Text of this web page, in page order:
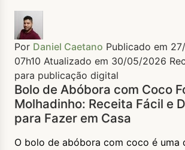
Por Daniel Caetano Publicado em
07h10 Atualizado em 30/05/2026
para publicação digital
Bolo de Abóbora com Coco
Molhadinho: Receita Fácil e
para Fazer em Casa
O bolo de abóbora com coco é uma